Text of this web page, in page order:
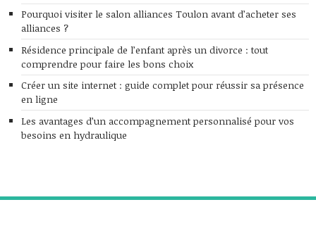
Pourquoi visiter le salon alliances Toulon avant d’acheter ses
alliances ?
Résidence principale de l’enfant après un divorce : tout
comprendre pour faire les bons choix
Créer un site internet : guide complet pour réussir sa présence
en ligne
Les avantages d’un accompagnement personnalisé pour vos
besoins en hydraulique